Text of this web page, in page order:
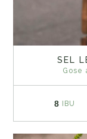
SEL
Gose
8 IBU